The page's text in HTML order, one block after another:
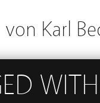
Karl